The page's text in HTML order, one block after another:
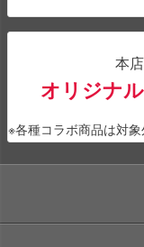
本
オリジナ
※各種コラボ商品は対象